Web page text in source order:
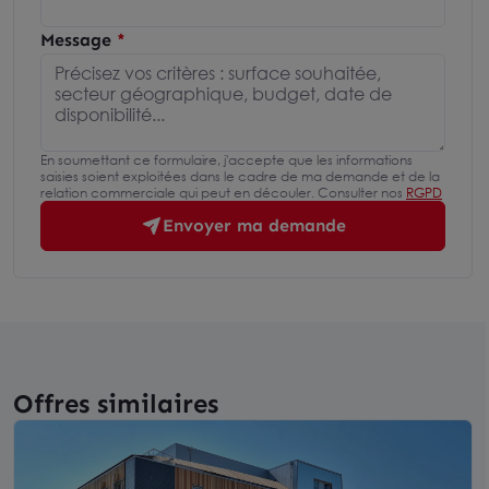
Message
En soumettant ce formulaire, j'accepte que les informations
saisies soient exploitées dans le cadre de ma demande et de la
relation commerciale qui peut en découler. Consulter nos RGPD
Envoyer ma demande
Offres similaires